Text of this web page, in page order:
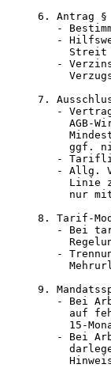
6. Antrag §
-
-
Streit
-
7.
-
AGB-
ggf.
-
- Allg.
Linie
nur
8. Tarif-
- Bei
-
9.
- Bei
auf
15-
- Bei